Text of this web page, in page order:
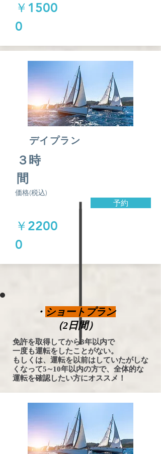
￥1500
0
デイプラン
​３時
間
価格(税込)
￥2200
0
予約
・ ショートプラン
（2日間）
免許を取得してから3年以内で
一度も運転をしたことがない。
もしくは、運転を以前はしていたがしな
くなって5∼10年以内の方で、全体的な
運転を確認したい方にオススメ！